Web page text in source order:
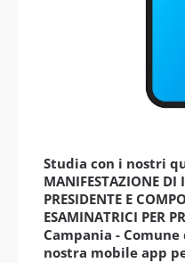
Studia con i nostri
MANIFESTAZIONE DI
PRESIDENTE E
ESAMINATRICI PER
Campania -
nostra mobile app